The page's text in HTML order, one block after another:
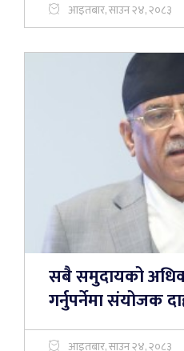
आइतबार, साउन २४, २०८३
सबै समुदायको
गर्नुपर्नेमा संयोजक
आइतबार, साउन २४, २०८३